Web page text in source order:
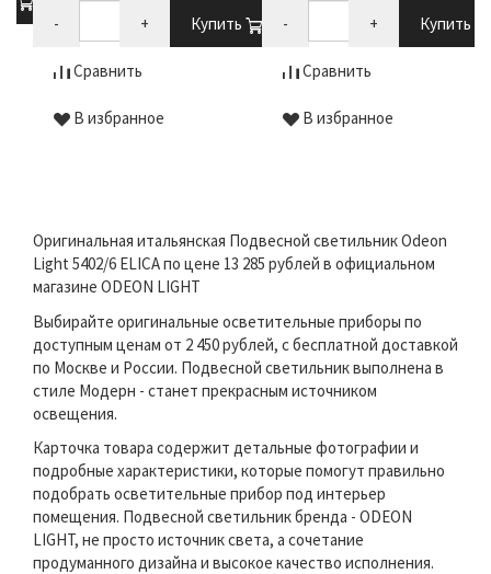
-
+ Купить
Сравнить
В избранное
-
+ Купить
Сравнить
В избранное
Оригинальная итальянская Подвесной светильник Odeon
Light 5402/6 ELICA по цене 13 285 рублей в официальном
магазине ODEON LIGHT
Выбирайте оригинальные осветительные приборы по
доступным ценам от 2 450 рублей, с бесплатной доставкой
по Москве и России. Подвесной светильник выполнена в
стиле Модерн - станет прекрасным источником
освещения.
Карточка товара содержит детальные фотографии и
подробные характеристики, которые помогут правильно
подобрать осветительные прибор под интерьер
помещения. Подвесной светильник бренда - ODEON
LIGHT, не просто источник света, а сочетание
продуманного дизайна и высокое качество исполнения.